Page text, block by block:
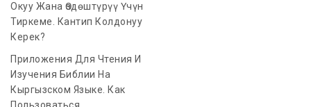
Окуу Жана Өздөштүрүү Үчүн
Тиркеме. Кантип Колдонуу
Керек?
Приложения Для Чтения И
Изучения Библии На
Кыргызском Языке. Как